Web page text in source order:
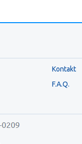
Kontakt
F.A.Q.